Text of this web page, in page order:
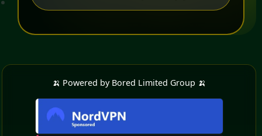
🍌 Powered by Bored Limited Group 🍌